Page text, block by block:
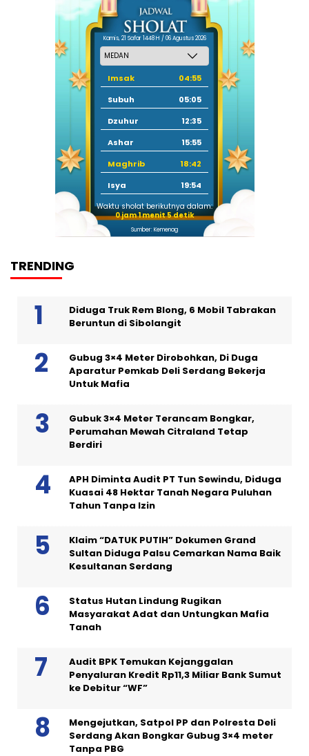
Kamis, 21 Safar 1448 H / 06 Agustus 2026
Imsak
04:55
Subuh
05:05
Dzuhur
12:35
Ashar
15:55
Maghrib
18:42
Isya
19:54
Waktu sholat berikutnya dalam:
0 jam 1 menit 5 detik
Sumber: Kemenag
TRENDING
Diduga Truk Rem Blong, 6 Mobil Tabrakan
Beruntun di Sibolangit
Gubug 3×4 Meter Dirobohkan, Di Duga
Aparatur Pemkab Deli Serdang Bekerja
Untuk Mafia
Gubuk 3×4 Meter Terancam Bongkar,
Perumahan Mewah Citraland Tetap
Berdiri
APH Diminta Audit PT Tun Sewindu, Diduga
Kuasai 48 Hektar Tanah Negara Puluhan
Tahun Tanpa Izin
Klaim “DATUK PUTIH” Dokumen Grand
Sultan Diduga Palsu Cemarkan Nama Baik
Kesultanan Serdang
Status Hutan Lindung Rugikan
Masyarakat Adat dan Untungkan Mafia
Tanah
Audit BPK Temukan Kejanggalan
Penyaluran Kredit Rp11,3 Miliar Bank Sumut
ke Debitur “WF”
Mengejutkan, Satpol PP dan Polresta Deli
Serdang Akan Bongkar Gubug 3×4 meter
Tanpa PBG